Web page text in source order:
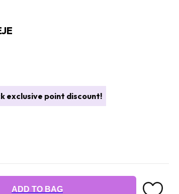
exclusive point discount!
ADD TO BAG